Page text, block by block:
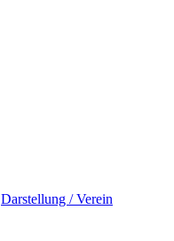
Darstellung / Verein